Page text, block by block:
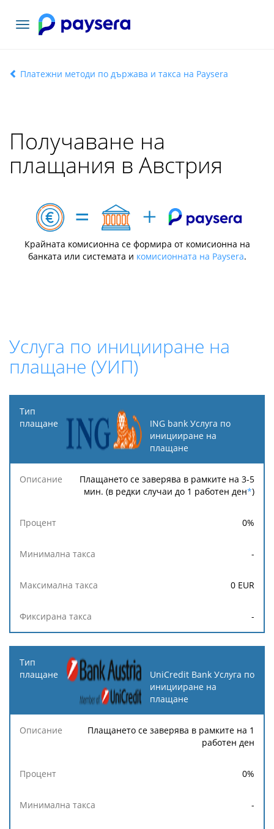
Включване
Платежни методи по държава и такса на Paysera
Получаване на
плащания в Австрия
Крайната комисионна се формира от комисионна на
банката или системата и комисионната на Paysera.
Услуга по иницииране на
плащане (УИП)
Тип
плащане
Минимална
такса
такса
ING bank Услуга по
иницииране на
плащане
Плащането се заверява в рамките на 3-5
мин. (в редки случаи до 1 работен ден*)
0%
-
0 EUR
-
UniCredit Bank Услуга по
иницииране на
плащане
Плащането се заверява в рамките на 1
работен ден
0%
-